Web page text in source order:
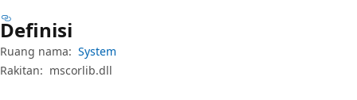
Definisi
Ruang nama: System
Rakitan: mscorlib.dll